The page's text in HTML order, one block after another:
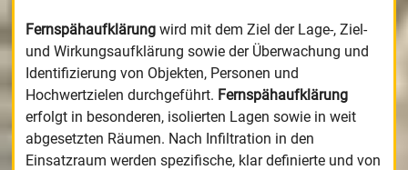
Fernspähaufklärung wird mit dem Ziel der Lage-, Ziel-
und Wirkungsaufklärung sowie der Überwachung und
Identifizierung von Objekten, Personen und
Hochwertzielen durchgeführt. Fernspähaufklärung
erfolgt in besonderen, isolierten Lagen sowie in weit
abgesetzten Räumen. Nach Infiltration in den
Einsatzraum werden spezifische, klar definierte und von